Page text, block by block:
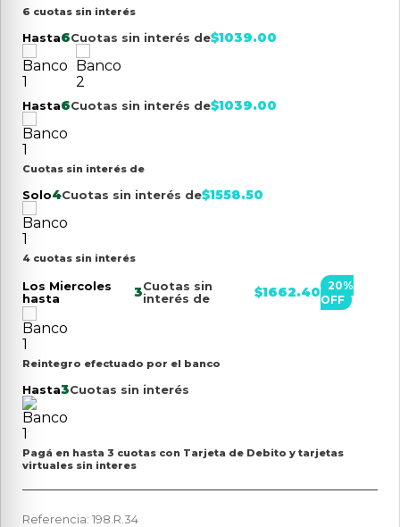
6 cuotas sin interés
Hasta6Cuotas sin interés de$1039.00
Hasta6Cuotas sin interés de$1039.00
Cuotas sin interés de
Solo4Cuotas sin interés de$1558.50
4 cuotas sin interés
Los Miercoles
hasta
3Cuotas sin
interés de
$1662.40 20%
OFF
Reintegro efectuado por el banco
Hasta3Cuotas sin interés
Pagá en hasta 3 cuotas con Tarjeta de Debito y tarjetas
virtuales sin interes
Referencia: 198.R.34